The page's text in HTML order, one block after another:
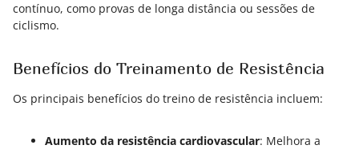
contínuo, como provas de longa distância ou sessões de
ciclismo.
Benefícios do Treinamento de Resistência
Os principais benefícios do treino de resistência incluem:
Aumento da resistência cardiovascular: Melhora a